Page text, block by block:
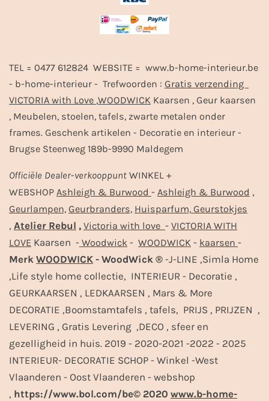
TEL = 0477 612824 WEBSITE = www.b-home-interieur.be
- b-home-interieur - Trefwoorden : Gratis verzending
VICTORIA with Love ,WOODWICK Kaarsen , Geur kaarsen
, Meubelen, stoelen, tafels, zwarte metalen onder
frames. Geschenk artikelen - Decoratie en interieur -
Brugse Steenweg 189b-9990 Maldegem
Officiële Dealer-verkooppunt WINKEL +
WEBSHOP Ashleigh & Burwood - Ashleigh & Burwood ,
Geurlampen, Geurbranders, Huisparfum, Geurstokjes
, Atelier Rebul , Victoria with love - VICTORIA WITH
LOVE Kaarsen - Woodwick - WOODWICK - kaarsen -
Merk WOODWICK - WoodWick ® -J-LINE ,Simla Home
,Life style home collectie, INTERIEUR - Decoratie ,
GEURKAARSEN , LEDKAARSEN , Mars & More
DECORATIE ,Boomstamtafels , tafels, PRIJS , PRIJZEN ,
LEVERING , Gratis Levering ,DECO , sfeer en
gezelligheid in huis. 2019 - 2020-2021 -2022 - 2025
INTERIEUR- DECORATIE SCHOP - Winkel -West
Vlaanderen - Oost Vlaanderen - webshop
, https://www.bol.com/be© 2020 www.b-home-